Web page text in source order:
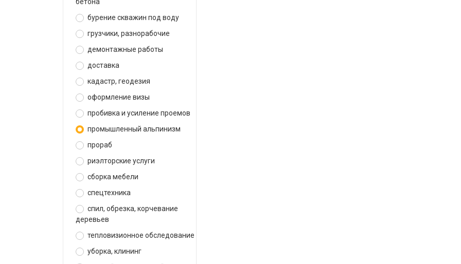
бурение скважин под воду
грузчики, разнорабочие
демонтажные работы
доставка
кадастр, геодезия
оформление визы
пробивка и усиление проемов
промышленный альпинизм
прораб
риэлторские услуги
сборка мебели
спецтехника
спил, обрезка, корчевание
деревьев
тепловизионное обследование
уборка, клининг